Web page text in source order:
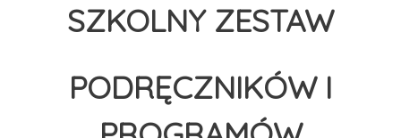
SZKOLNY ZESTAW
PODRĘCZNIKÓW I